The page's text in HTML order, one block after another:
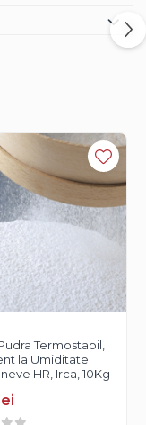
Termostabil,
la Umiditate
HR, Irca, 10Kg